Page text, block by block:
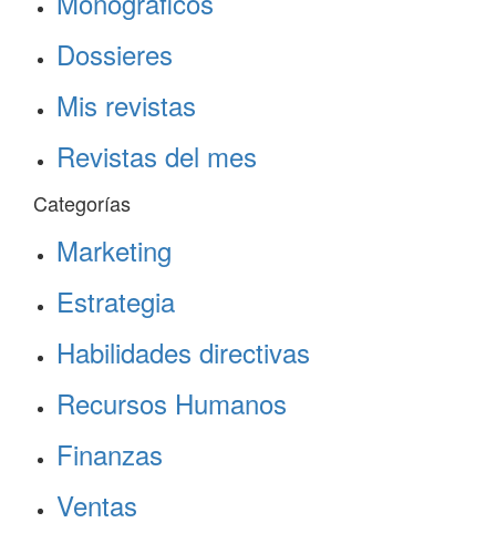
Dossieres
Mis revistas
Revistas del mes
Categorías
Marketing
Estrategia
Habilidades directivas
Recursos Humanos
Finanzas
Ventas